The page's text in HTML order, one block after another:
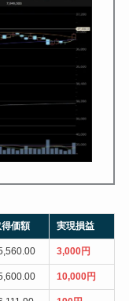
価額 実現損益
3,000円
10,000円